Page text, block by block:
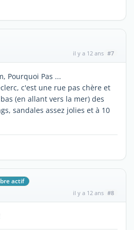
il y a 12 ans #7
Pourquoi Pas ...
c'est une rue pas chère et
(en allant vers la mer) des
sandales assez jolies et à 10
actif
il y a 12 ans #8